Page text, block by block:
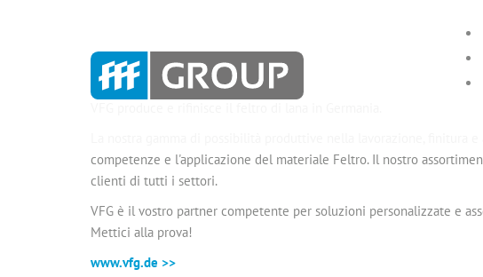
competenze e l'applicazione del materiale Feltro. Il nostro
clienti di tutti i settori.
VFG è il vostro partner competente per soluzioni personalizzate e
Mettici alla prova!
www.vfg.de >>